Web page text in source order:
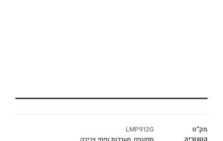
מק"ט
LMP912G
קטגוריה
ספוטים, מערכות ופסי צבירה